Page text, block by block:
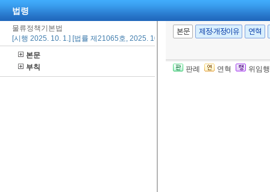
법령
물류정책기본법
[시행 2025. 10. 1.] [법률 제21065호, 2025. 10. 1., 타법개정]
본문
부칙
본문 제정·개정이유 연혁
판례 연혁 위임